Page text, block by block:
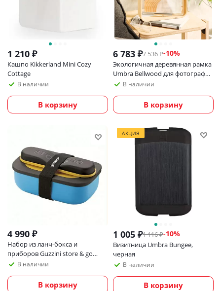
1 210 ₽
Кашпо Kikkerland Mini Cozy
Cottage
В наличии
В корзину
6 783 ₽7 536₽-10%
Экологичная деревянная рамка
Umbra Bellwood для фотографий
20х25 см, светлое дерево
В наличии
В корзину
4 990 ₽
Набор из ланч-бокса и
приборов Guzzini store & go
голубой
В наличии
В корзину
АКЦИЯ
1 005 ₽1 116₽-10%
Визитница Umbra Bungee,
черная
В наличии
В корзину